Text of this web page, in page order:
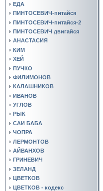
ЕДА
ПИНТОСЕВИЧ-питайся
ПИНТОСЕВИЧ-питайся-2
ПИНТОСЕВИЧ двигайся
АНАСТАСИЯ
КИМ
ХЕЙ
ПУЧКО
ФИЛИМОНОВ
КАЛАШНИКОВ
ИВАНОВ
УГЛОВ
РЫК
САИ БАБА
ЧОПРА
ЛЕРМОНТОВ
АЙВАНХОВ
ГРИНЕВИЧ
ЗЕЛАНД
ЦВЕТКОВ
ЦВЕТКОВ - кодекс